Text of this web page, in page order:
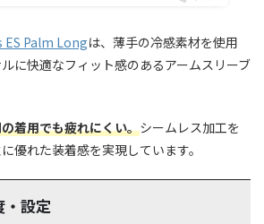
Palm Longは、薄手の冷感素材を使用
に快適なフィット感のあるアームスリーブ
着用でも疲れにくい。シームレス加工を
優れた装着感を実現しています。
・設定